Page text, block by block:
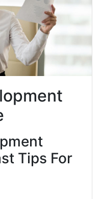
Tips For